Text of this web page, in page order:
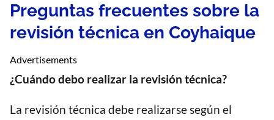
Preguntas frecuentes sobre la
revisión técnica en Coyhaique
Advertisements
¿Cuándo debo realizar la revisión técnica?
La revisión técnica debe realizarse según el